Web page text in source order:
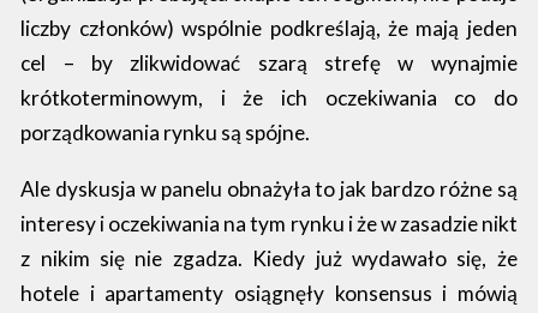
liczby członków) wspólnie podkreślają, że mają jeden
cel – by zlikwidować szarą strefę w wynajmie
krótkoterminowym, i że ich oczekiwania co do
porządkowania rynku są spójne.
Ale dyskusja w panelu obnażyła to jak bardzo różne są
interesy i oczekiwania na tym rynku i że w zasadzie nikt
z nikim się nie zgadza. Kiedy już wydawało się, że
hotele i apartamenty osiągnęły konsensus i mówią